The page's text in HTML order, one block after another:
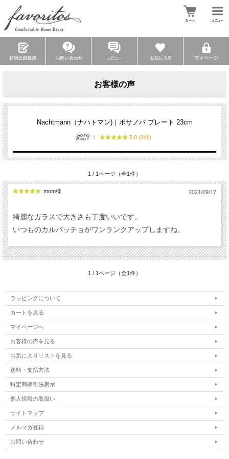
お客様の声
Nachtmann（ナハトマン)｜ボサノバ プレート 23cm
総評： 5.0 (1件)
1 / 1ページ（全1件）
mom様 2021/09/17
綺麗なガラスで大きさも丁度いいです。
いつものカルパッチョがワンランクアップしますね。
1 / 1ページ（全1件）
ラッピングについて
カートを見る
マイページへ
お客様の声を見る
お気に入りリストを見る
送料・支払方法
特定商取引法表示
個人情報の取扱い
サイトマップ
メルマガ登録
お問い合わせ